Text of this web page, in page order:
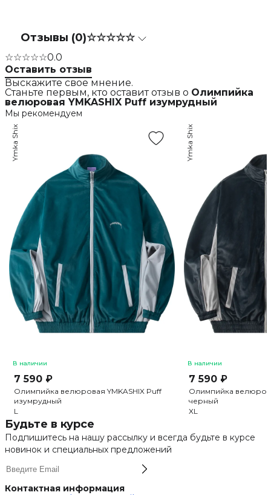
Отзывы (0)☆☆☆☆☆
☆☆☆☆☆0.0
Оставить отзыв
Выскажите свое мнение.
Станьте первым, кто оставит отзыв о Олимпийка
велюровая YMKASHIX Puff изумрудный
Мы рекомендуем
В наличии
Ymka Shix
7 590 ₽
Олимпийка велюровая YMKASHIX Puff
изумрудный
L
В наличии
Ymka Shix
7 590 ₽
Олимпийка
черный
XL
Будьте в курсе
Подпишитесь на нашу рассылку и всегда будьте в курсе
новинок и специальных предложений
Контактная информация